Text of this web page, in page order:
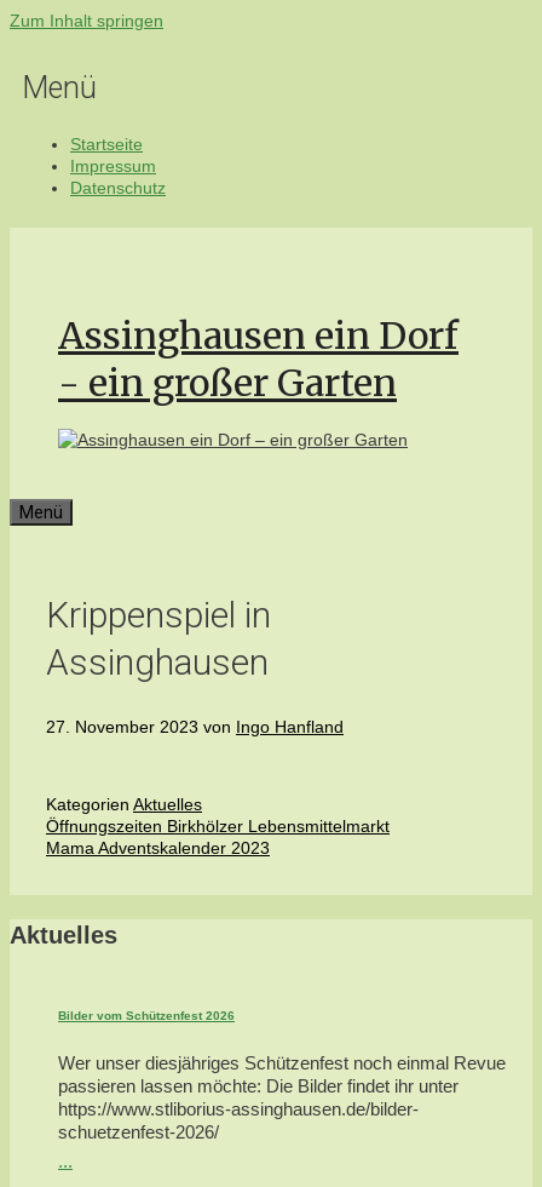
Zum Inhalt springen
Menü
Startseite
Impressum
Datenschutz
Assinghausen ein Dorf
- ein großer Garten
Menü
Krippenspiel in
Assinghausen
27. November 2023 von Ingo Hanfland
Kategorien Aktuelles
Öffnungszeiten Birkhölzer Lebensmittelmarkt
Mama Adventskalender 2023
Aktuelles
Bilder vom Schützenfest 2026
Wer unser diesjähriges Schützenfest noch einmal Revue
passieren lassen möchte: Die Bilder findet ihr unter
https://www.stliborius-assinghausen.de/bilder-
schuetzenfest-2026/
...